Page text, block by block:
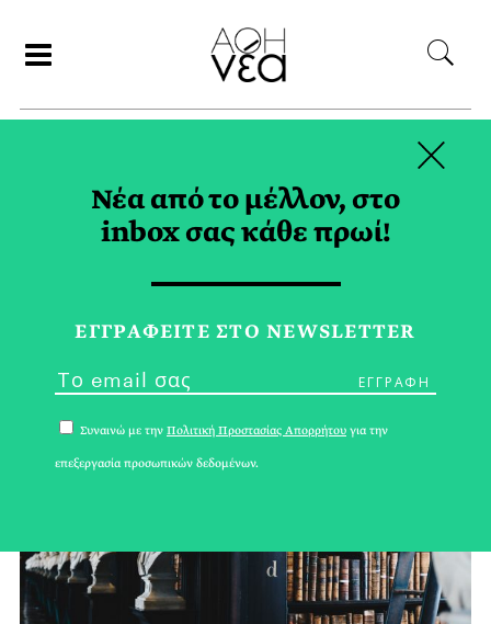
ΚΥΡΙΑΚΟΣ
ΣΕΡΑΦΕΙΜΑΚΗΣ TAG
Νέα από το μέλλον, στο
inbox σας κάθε πρωί!
ΕΓΓPΑΦΕΙΤΕ ΣΤΟ NEWSLETTER
Συναινώ με την Πολιτική Προστασίας Απορρήτου για την
επεξεργασία προσωπικών δεδομένων.
×